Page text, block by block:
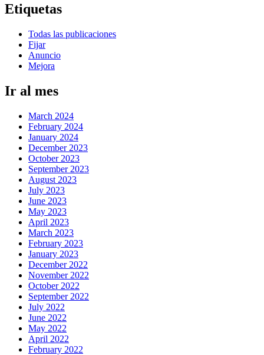
Etiquetas
Todas las publicaciones
Fijar
Anuncio
Mejora
Ir al mes
March 2024
February 2024
January 2024
December 2023
October 2023
September 2023
August 2023
July 2023
June 2023
May 2023
April 2023
March 2023
February 2023
January 2023
December 2022
November 2022
October 2022
September 2022
July 2022
June 2022
May 2022
April 2022
February 2022